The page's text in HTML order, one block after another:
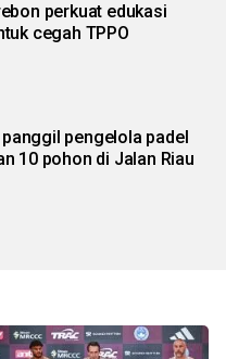
perkuat edukasi
cegah TPPO
pengelola padel
10 pohon di Jalan Riau